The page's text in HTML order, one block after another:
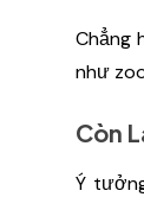
Chẳng
như
Còn
Ý